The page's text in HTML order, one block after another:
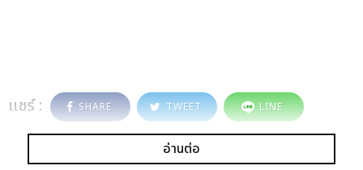
แชร์ : SHARE TWEET LINE
อ่านต่อ